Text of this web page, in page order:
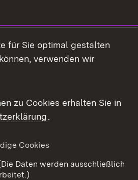
Kontakt
für Sie optimal gestalten
verwenden wir
zu Cookies erhalten Sie in
.
Cookies
Daten werden ausschließlich